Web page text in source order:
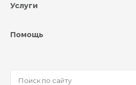
Услуги
Помощь